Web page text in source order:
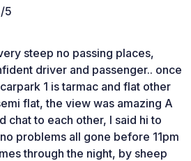
5
steep no passing places,
driver and passenger.. once
1 is tarmac and flat other
flat, the view was amazing A
chat to each other, I said hi to
problems all gone before 11pm
through the night, by sheep